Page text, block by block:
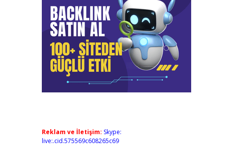
Reklam ve İletişim: Skype:
live:.cid.575569c608265c69